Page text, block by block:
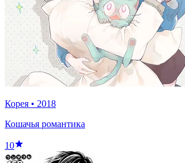
Корея • 2018
Кошачья романтика
10